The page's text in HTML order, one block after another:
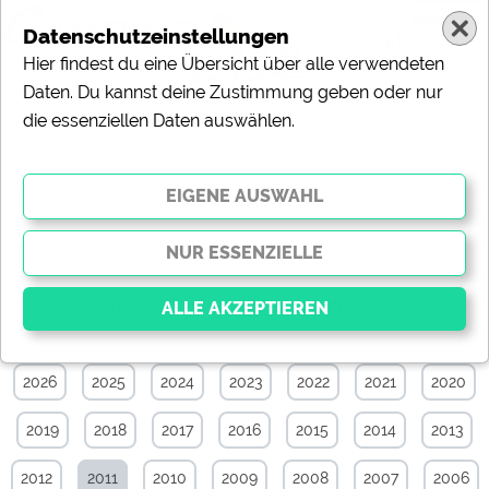
Campingplätze
Specials Aktuelle News
2026 2025 2024 2023 2022 2021 2020
2019 2018 2017 2016 2015 2014 2013
2012 2011 2010 2009 2008 2007 2006
Datenschutzeinstellungen
Hier findest du eine Übersicht über alle verwendeten
Daten. Du kannst deine Zustimmung geben oder nur
die essenziellen Daten auswählen.
Essenziell
Essenzielle Cookies ermöglichen grundlegende
Funktionen und sind für die einwandfreie Funktion der
werden Teile der Websitenicht funktionieren.